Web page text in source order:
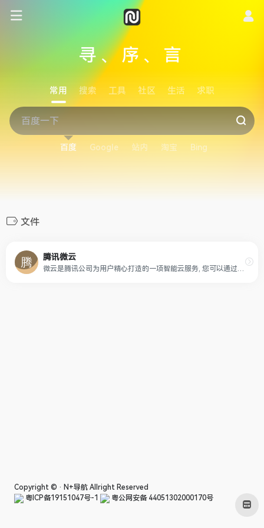
寻、序、言
常用 搜索 工具 社区 生活 求职
百度 Google 站内 淘宝 Bing
文件
腾讯微云
Copyright © · N+导航 Allright Reserved
粤ICP备19151047号-1
粤公网安备 44051302000170号